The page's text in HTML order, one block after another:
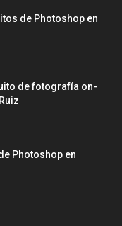
de Photoshop en
de fotografía on-
Photoshop en